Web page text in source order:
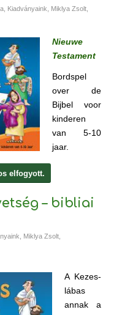
, Kiadványaink Miklya Zsolt,
Nieuwe
Testament
Bordspel
over de
Bijbel voor
kinderen
van 5-10
jaar.
elfogyott.
– bibliai
Miklya Zsolt,
A Kezes-
lábas
annak a